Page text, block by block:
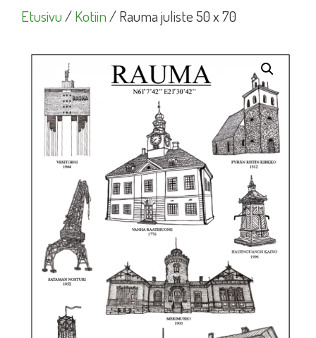
Etusivu/Kotiin/ Rauma juliste 50 x 70